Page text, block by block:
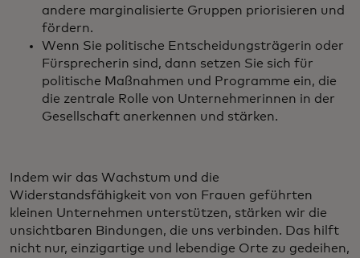
andere marginalisierte Gruppen priorisieren und
fördern.
Wenn Sie politische Entscheidungsträgerin oder
Fürsprecherin sind, dann setzen Sie sich für
politische Maßnahmen und Programme ein, die
die zentrale Rolle von Unternehmerinnen in der
Gesellschaft anerkennen und stärken.
Indem wir das Wachstum und die
Widerstandsfähigkeit von von Frauen geführten
kleinen Unternehmen unterstützen, stärken wir die
unsichtbaren Bindungen, die uns verbinden. Das hilft
nicht nur, einzigartige und lebendige Orte zu gedeihen,